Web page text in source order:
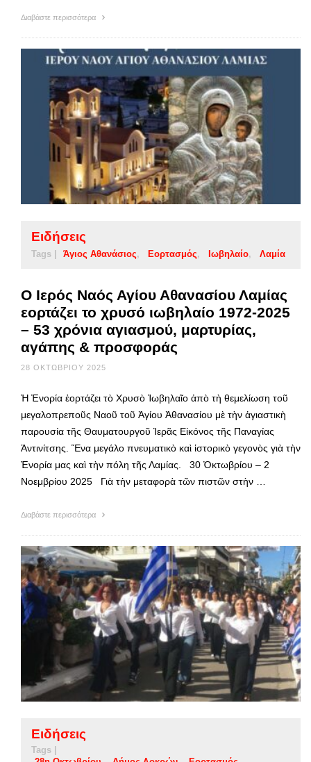
Διαβάστε περισσότερα
Ειδήσεις
Tags | Άγιος Αθανάσιος Εορτασμός Ιωβηλαίο Λαμία
Ο Ιερός Ναός Αγίου Αθανασίου Λαμίας
εορτάζει το χρυσό ιωβηλαίο 1972-2025
– 53 χρόνια αγιασμού, μαρτυρίας,
αγάπης & προσφοράς
28 ΟΚΤΩΒΡΊΟΥ 2025
Ἡ Ἐνορία ἑορτάζει τὸ Χρυσὸ Ἰωβηλαῖο ἀπὸ τὴ θεμελίωση τοῦ
μεγαλοπρεποῦς Ναοῦ τοῦ Ἁγίου Ἀθανασίου μὲ τὴν ἁγιαστικὴ
παρουσία τῆς Θαυματουργοῦ Ἱερᾶς Εἰκόνος τῆς Παναγίας
Ἀντινίτσης. Ἕνα μεγάλο πνευματικὸ καὶ ἱστορικὸ γεγονὸς γιὰ τὴν
Ἐνορία μας καὶ τὴν πόλη τῆς Λαμίας. 30 Ὀκτωβρίου – 2
Νοεμβρίου 2025 Γιὰ τὴν μεταφορὰ τῶν πιστῶν στὴν …
Διαβάστε περισσότερα
Ειδήσεις
Tags |